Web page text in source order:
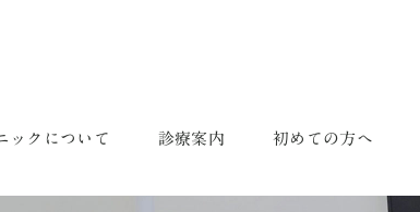
ックについて 診療案内 初めての方へ